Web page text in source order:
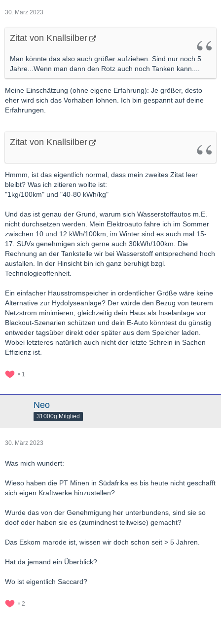
30. März 2023
Zitat von Knallsilber
Man könnte das also auch größer aufziehen. Sind nur noch 5
Jahre...Wenn man dann den Rotz auch noch Tanken kann....
Meine Einschätzung (ohne eigene Erfahrung): Je größer, desto
eher wird sich das Vorhaben lohnen. Ich bin gespannt auf deine
Erfahrungen.
Zitat von Knallsilber
Hmmm, ist das eigentlich normal, dass mein zweites Zitat leer
bleibt? Was ich zitieren wollte ist:
"1kg/100km" und "40-80 kWh/kg"
Und das ist genau der Grund, warum sich Wasserstoffautos m.E.
nicht durchsetzen werden. Mein Elektroauto fahre ich im Sommer
zwischen 10 und 12 kWh/100km, im Winter sind es auch mal 15-
17. SUVs genehmigen sich gerne auch 30kWh/100km. Die
Rechnung an der Tankstelle wir bei Wasserstoff entsprechend hoch
ausfallen. In der Hinsicht bin ich ganz beruhigt bzgl.
Technologieoffenheit.
Ein einfacher Hausstromspeicher in ordentlicher Größe wäre keine
Alternative zur Hydolyseanlage? Der würde den Bezug von teurem
Netzstrom minimieren, gleichzeitig dein Haus als Inselanlage vor
Blackout-Szenarien schützen und dein E-Auto könntest du günstig
entweder tagsüber direkt oder später aus dem Speicher laden.
Wobei letzteres natürlich auch nicht der letzte Schrein in Sachen
Effizienz ist.
1
Neo
31000g Mitglied
30. März 2023
Was mich wundert:
Wieso haben die PT Minen in Südafrika es bis heute nicht geschafft
sich eigen Kraftwerke hinzustellen?
Wurde das von der Genehmigung her unterbundens, sind sie so
doof oder haben sie es (zumindnest teilweise) gemacht?
Das Eskom marode ist, wissen wir doch schon seit > 5 Jahren.
Hat da jemand ein Überblick?
Wo ist eigentlich Saccard?
2